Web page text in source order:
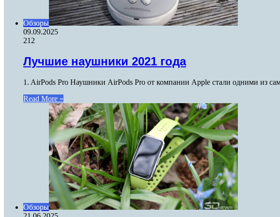
Обзоры
09.09.2025
212
Лучшие наушники 2021 года
1. AirPods Pro Наушники AirPods Pro от компании Apple стали одними из
Read More »
Обзоры